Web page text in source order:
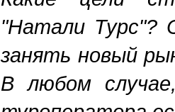
"Натали
занять новый
В любом